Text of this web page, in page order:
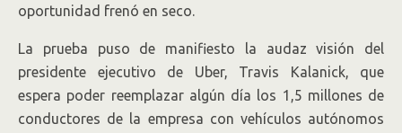
oportunidad frenó en seco.
La prueba puso de manifiesto la audaz visión del
presidente ejecutivo de Uber, Travis Kalanick, que
espera poder reemplazar algún día los 1,5 millones de
conductores de la empresa con vehículos autónomos